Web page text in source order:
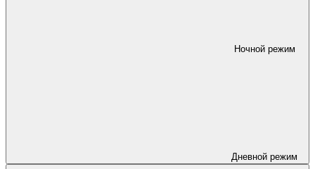
Ночной режим
Дневной режим